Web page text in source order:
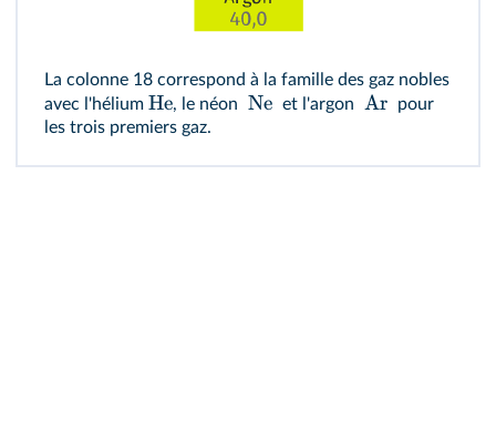
La colonne 18 correspond à la famille des gaz nobles
avec l'hélium He, le néon Ne et l'argon Ar
pour
les trois premiers gaz.